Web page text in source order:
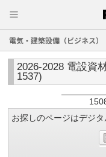
電気・建築設備（ビジネス）
2026-2028 電設資
1537)
お探しのページはデジ